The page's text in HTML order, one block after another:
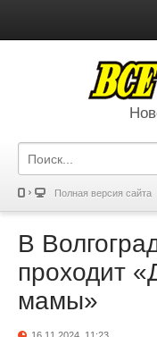
Полная версия сайта
В
проходит
мамы»